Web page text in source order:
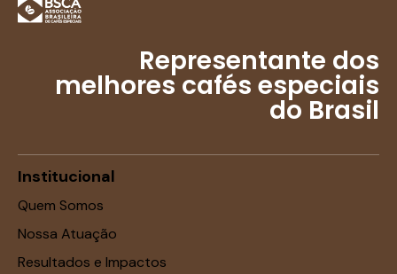
Representante dos
melhores cafés especiais
do Brasil
Institucional
Quem Somos
Nossa Atuação
Resultados e Impactos